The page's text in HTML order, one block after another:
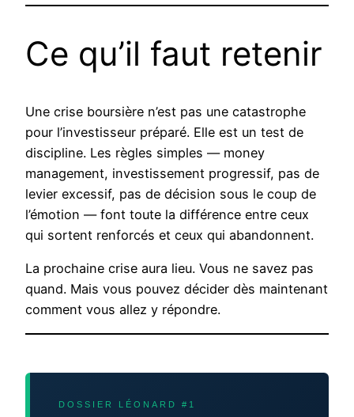
Ce qu’il faut retenir
Une crise boursière n’est pas une catastrophe
pour l’investisseur préparé. Elle est un test de
discipline. Les règles simples — money
management, investissement progressif, pas de
levier excessif, pas de décision sous le coup de
l’émotion — font toute la différence entre ceux
qui sortent renforcés et ceux qui abandonnent.
La prochaine crise aura lieu. Vous ne savez pas
quand. Mais vous pouvez décider dès maintenant
comment vous allez y répondre.
DOSSIER LÉONARD #1